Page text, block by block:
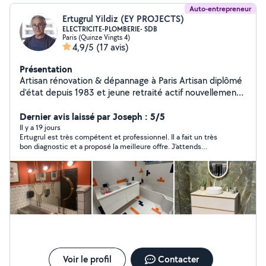
Auto-entrepreneur
Ertugrul Yildiz (EY PROJECTS)
ELECTRICITE-PLOMBERIE- SDB
Paris (Quinze Vingts 4)
4,9/5 (17 avis)
Présentation
Artisan rénovation & dépannage à Paris Artisan diplômé
d'état depuis 1983 et jeune retraité actif nouvellement
votre intérieur. Passionné par mon métier et ravi de
rencontrer les Parisiens, je propose mon savoir-faire
pour vos projets de rénovation et dépannages de
courte durée en électricité et plomberie. Je vous
conseille également dans vos projets globaux et
collabore avec un partenaire carreleur hautement
qualifié pour créer de superbes salles de bains, y
compris des transformations adaptées aux PMR.
Prestations proposées : Électricité & Plomberie :
aménagement PMR. Conseil : Accompagnement dans
vos projets de rénovation. ️ Assurances biennale et
Dernier avis laissé par Joseph : 5/5
Il y a 19 jours
Ertugrul est très compétent et professionnel. Il a fait un très
bon diagnostic et a proposé la meilleure offre. J'attends
Voir le profil Contacter